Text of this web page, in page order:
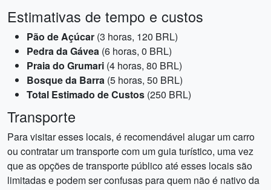
Estimativas de tempo e custos
Pão de Açúcar (3 horas, 120 BRL)
Pedra da Gávea (6 horas, 0 BRL)
Praia do Grumari (4 horas, 80 BRL)
Bosque da Barra (5 horas, 50 BRL)
Total Estimado de Custos (250 BRL)
Transporte
Para visitar esses locais, é recomendável alugar um carro
ou contratar um transporte com um guia turístico, uma vez
que as opções de transporte público até esses locais são
limitadas e podem ser confusas para quem não é nativo da